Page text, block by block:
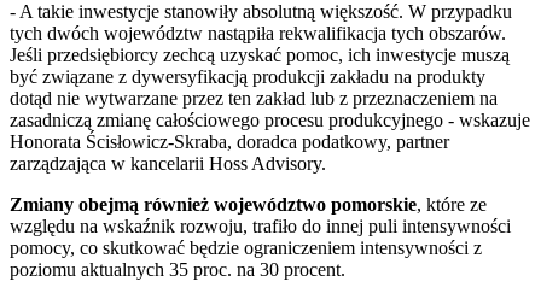
- A takie inwestycje stanowiły absolutną większość. W przypadku
tych dwóch województw nastąpiła rekwalifikacja tych obszarów.
Jeśli przedsiębiorcy zechcą uzyskać pomoc, ich inwestycje muszą
być związane z dywersyfikacją produkcji zakładu na produkty
dotąd nie wytwarzane przez ten zakład lub z przeznaczeniem na
zasadniczą zmianę całościowego procesu produkcyjnego - wskazuje
Honorata Ścisłowicz-Skraba, doradca podatkowy, partner
zarządzająca w kancelarii Hoss Advisory.
Zmiany obejmą również województwo pomorskie, które ze
względu na wskaźnik rozwoju, trafiło do innej puli intensywności
pomocy, co skutkować będzie ograniczeniem intensywności z
poziomu aktualnych 35 proc. na 30 procent.